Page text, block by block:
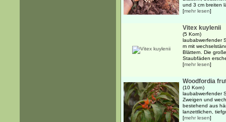
und 3 cm breiten
[mehr lesen]
Vitex kuylenii
(5 Korn)
laubabwerfender
m mit
Blättern. Die
Staubfäden
[mehr lesen]
Woodfordia
(10 Korn)
laubabwerfender
Zweigen und
bestehend aus
lanzettlichen,
[mehr lesen]